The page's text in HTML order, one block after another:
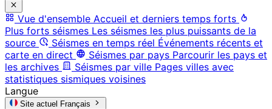
Vue d'ensemble Accueil et derniers temps forts
Plus forts séismes Les séismes les plus puissants de la
source
Séismes en temps réel Événements récents et
carte en direct
Séismes par pays Parcourir les pays et
les archives
Séismes par ville Pages villes avec
statistiques sismiques voisines
Langue
Site actuel Français